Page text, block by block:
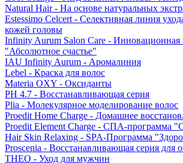
Natural Hair - На основе натуральных
Estessimo Celcert - Селективная линия
кожей головы
Infinity Aurum Salon Care - Инновационная
"Абсолютное счастье"
IAU Infinity Aurum - Аромалиния
Lebel - Краска для волос
Materia OXY - Оксиданты
PH 4.7 - Восстанавливающая серия
Plia - Молекулярное моделирование волос
Proedit Home Charge - Домашнее
Proedit Element Charge - СПА-программа
Hair Skin Relaxing - SPA-Программа
Proscenia - Восстанавливающая серия для
THEO - Уход для мужчин